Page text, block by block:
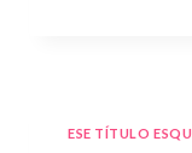
EMMA
ESE TÍTULO